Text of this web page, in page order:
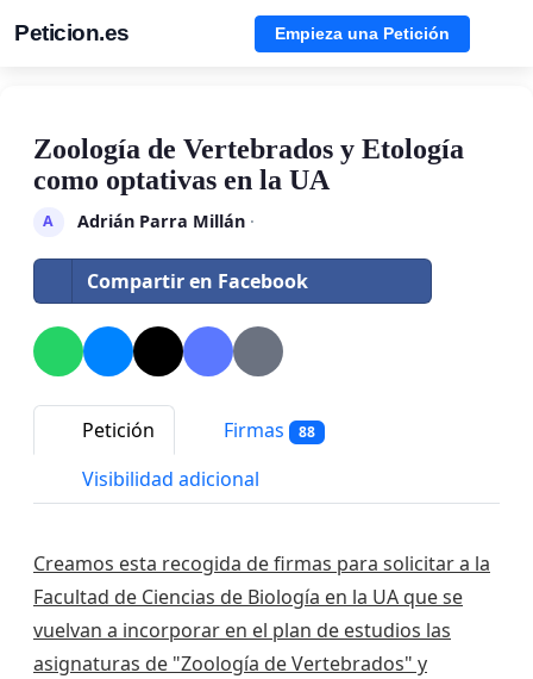
Peticion.es Empieza una Petición
Zoología de Vertebrados y Etología
como optativas en la UA
A Adrián Parra Millán·
Compartir en Facebook
Petición Firmas 88
Visibilidad adicional
Creamos esta recogida de firmas para solicitar a la
Facultad de Ciencias de Biología en la UA que se
vuelvan a incorporar en el plan de estudios las
asignaturas de "Zoología de Vertebrados" y